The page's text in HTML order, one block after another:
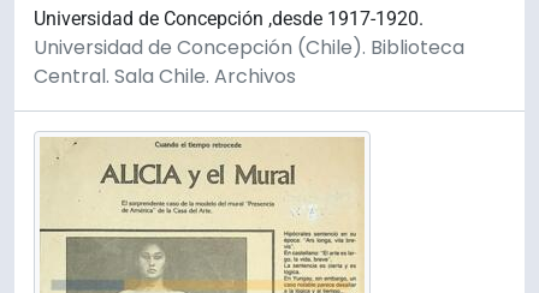
Universidad de Concepción ,desde 1917-1920.
Universidad de Concepción (Chile). Biblioteca
Central. Sala Chile. Archivos